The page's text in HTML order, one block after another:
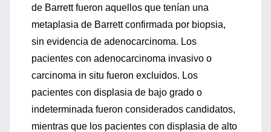
de Barrett fueron aquellos que tenían una
metaplasia de Barrett confirmada por biopsia,
sin evidencia de adenocarcinoma. Los
pacientes con adenocarcinoma invasivo o
carcinoma in situ fueron excluidos. Los
pacientes con displasia de bajo grado o
indeterminada fueron considerados candidatos,
mientras que los pacientes con displasia de alto